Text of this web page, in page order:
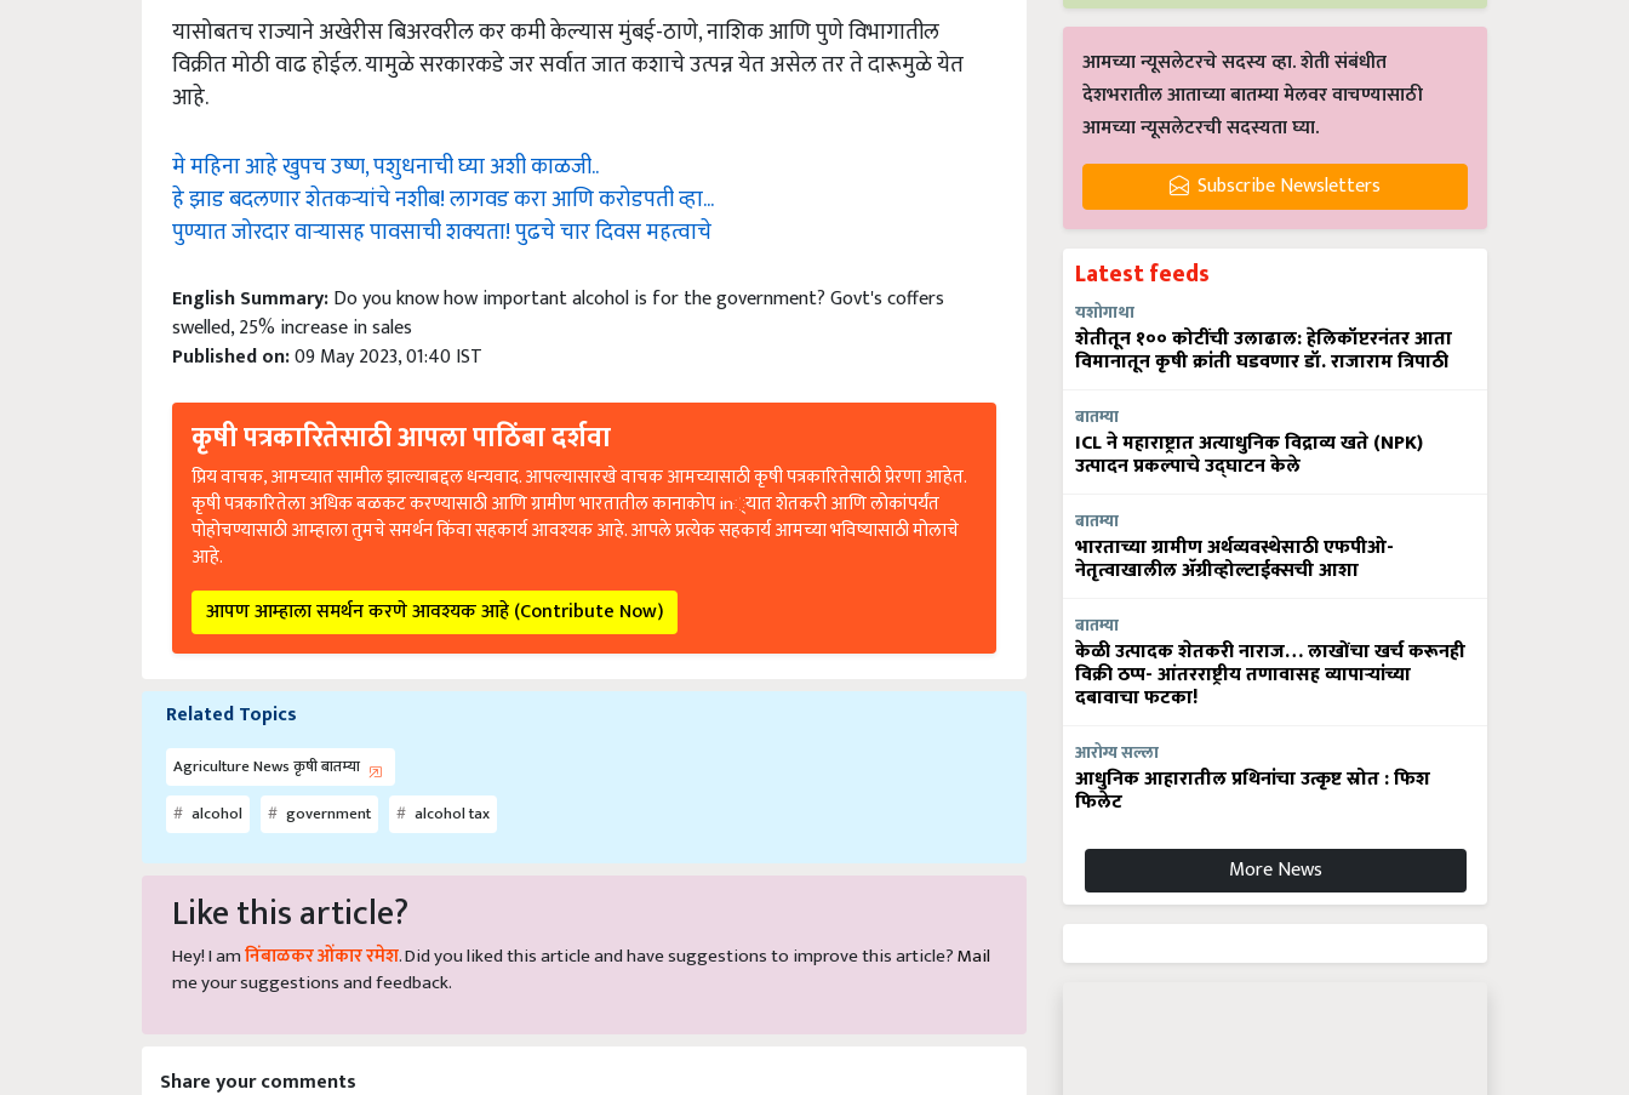
यासोबतच राज्याने अखेरीस बिअरवरील कर कमी केल्यास मुंबई-ठाणे, नाशिक आणि पुणे विभागातील
विक्रीत मोठी वाढ होईल. यामुळे सरकारकडे जर सर्वात जात कशाचे उत्पन्न येत असेल तर ते दारूमुळे येत
आहे.
मे महिना आहे खुपच उष्ण, पशुधनाची घ्या अशी काळजी..
हे झाड बदलणार शेतकऱ्यांचे नशीब! लागवड करा आणि करोडपती व्हा...
पुण्यात जोरदार वाऱ्यासह पावसाची शक्यता! पुढचे चार दिवस महत्वाचे
English Summary: Do you know how important alcohol is for the government? Govt's coffers
swelled, 25% increase in sales
Published on:09 May 2023, 01:40 IST
कृषी पत्रकारितेसाठी आपला पाठिंबा दर्शवा
प्रिय वाचक, आमच्यात सामील झाल्याबद्दल धन्यवाद. आपल्यासारखे वाचक आमच्यासाठी कृषी पत्रकारितेसाठी प्रेरणा आहेत.
कृषी पत्रकारितेला अधिक बळकट करण्यासाठी आणि ग्रामीण भारतातील कानाकोप in्यात शेतकरी आणि लोकांपर्यंत
पोहोचण्यासाठी आम्हाला तुमचे समर्थन किंवा सहकार्य आवश्यक आहे. आपले प्रत्येक सहकार्य आमच्या भविष्यासाठी मोलाचे
आहे.
आपण आम्हाला समर्थन करणे आवश्यक आहे (Contribute Now)
Related Topics
Agriculture News कृषी बातम्या
alcohol
government alcohol tax
Like this article?
Hey! I am निंबाळकर ओंकार रमेश . Did you liked this article and have suggestions to improve this article? Mail
me your suggestions and feedback.
Share your comments
आमच्या न्यूसलेटरचे सदस्य व्हा. शेती संबंधीत
देशभरातील आताच्या बातम्या मेलवर वाचण्यासाठी
आमच्या न्यूसलेटरची सदस्यता घ्या.
Subscribe Newsletters
Latest feeds
यशोगाथा
शेतीतून १०० कोटींची उलाढाल: हेलिकॉप्टरनंतर आता
विमानातून कृषी क्रांती घडवणार डॉ. राजाराम त्रिपाठी
बातम्या
ICL ने महाराष्ट्रात अत्याधुनिक विद्राव्य खते (NPK)
उत्पादन प्रकल्पाचे उद्घाटन केले
बातम्या
भारताच्या ग्रामीण अर्थव्यवस्थेसाठी एफपीओ-
नेतृत्वाखालील अ‍ॅग्रीव्होल्टाईक्सची आशा
बातम्या
केळी उत्पादक शेतकरी नाराज… लाखोंचा खर्च करूनही
विक्री ठप्प- आंतरराष्ट्रीय तणावासह व्यापाऱ्यांच्या
दबावाचा फटका!
आरोग्य सल्ला
आधुनिक आहारातील प्रथिनांचा उत्कृष्ट स्रोत : फिश
फिलेट
More News